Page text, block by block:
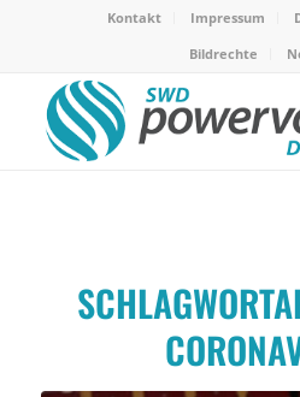
Kontakt Impressum
Bildrechte